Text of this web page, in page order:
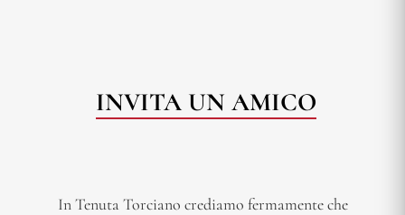
INVITA UN AMICO
In Tenuta Torciano crediamo fermamente che